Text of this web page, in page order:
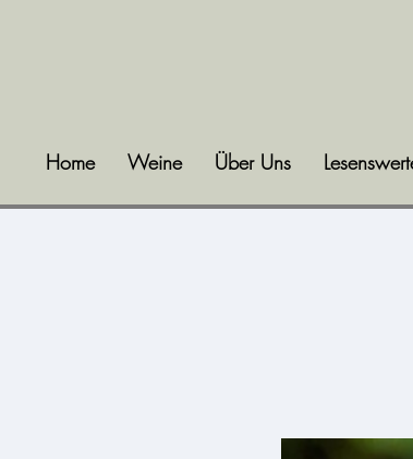
Home Weine Über Uns